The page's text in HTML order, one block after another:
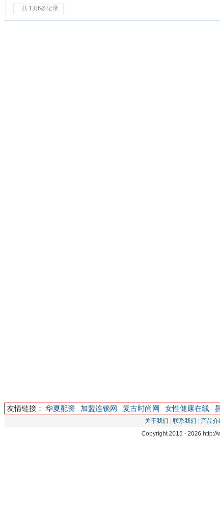
共 1页6条记录
友情链接： 华夏配资 加盟连锁网 复古时尚网 女性健康在线
关于我们 联系我们
产品介
Copyright 2015 - 2026 http://